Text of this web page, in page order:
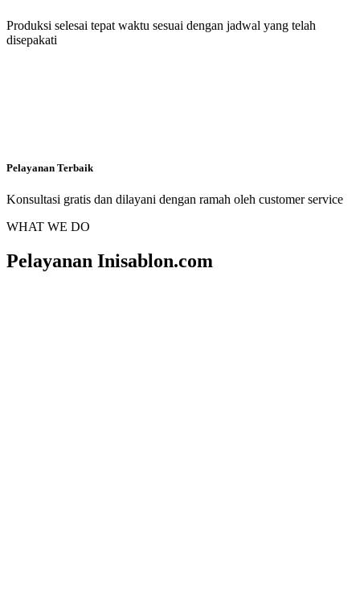
Produksi selesai tepat waktu sesuai dengan jadwal yang telah
disepakati
Pelayanan Terbaik
Konsultasi gratis dan dilayani dengan ramah oleh customer service
WHAT WE DO
Pelayanan Inisablon.com